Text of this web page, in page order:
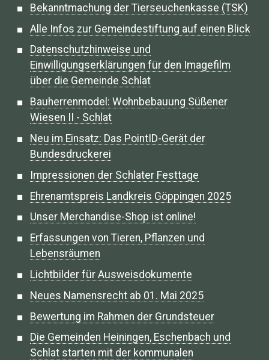
Bekanntmachung der Tierseuchenkasse (TSK)
Alle Infos zur Gemeindestiftung auf einen Blick
Datenschutzhinweise und
Einwilligungserklärungen für den Imagefilm
über die Gemeinde Schlat
Bauherrenmodel: Wohnbebauung Süßener
Wiesen II - Schlat
Neu im Einsatz: Das PointID-Gerät der
Bundesdruckerei
Impressionen der Schlater Festtage
Ehrenamtspreis Landkreis Göppingen 2025
Unser Merchandise-Shop ist online!
Erfassungen von Tieren, Pflanzen und
Lebensräumen
Lichtbilder für Ausweisdokumente
Neues Namensrecht ab 01. Mai 2025
Bewertung im Rahmen der Grundsteuer
Die Gemeinden Heiningen, Eschenbach und
Schlat starten mit der kommunalen